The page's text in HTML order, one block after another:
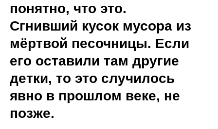
понятно, что это.
Сгнивший кусок мусора из
мёртвой песочницы. Если
его оставили там другие
детки, то это случилось
явно в прошлом веке, не
позже.